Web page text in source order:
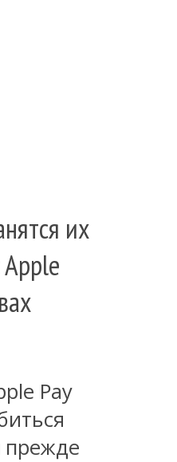
их
Pay
прежде